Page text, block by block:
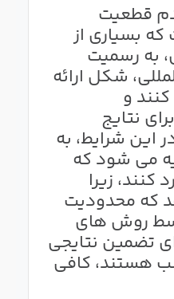
قطعیت
بسیاری از
به رسمیت
شکل ارائه
و
نتایج
شرایط، به
می شود که
کنند، زیرا
که محدودیت
روش های
تضمین نتایجی
هستند، کافی